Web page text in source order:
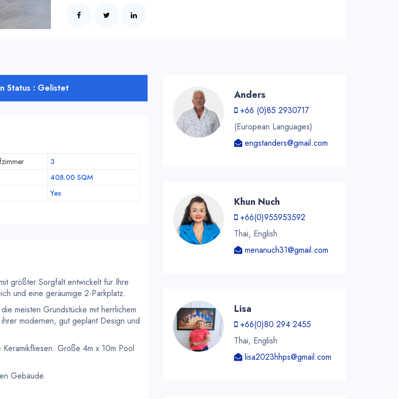
Status : Gelistet
3
408.00 SQM
Yes
größter Sorgfalt entwickelt für Ihre
und eine geräumige 2-Parkplatz.
meisten Grundstücke mit herrlichem
modernen, gut geplant Design und
Große 4m x 10m Pool
Gebäude.
Anders
+66 (0)85 2930717
(European Languages)
engstanders@gmail.com
Khun Nuch
+66(0)955953592
Thai, English
menanuch31@gmail.com
Lisa
+66(0)80 294 2455
Thai, English
lisa2023hhps@gmail.com